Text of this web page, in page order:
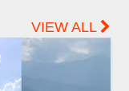
VIEW ALL